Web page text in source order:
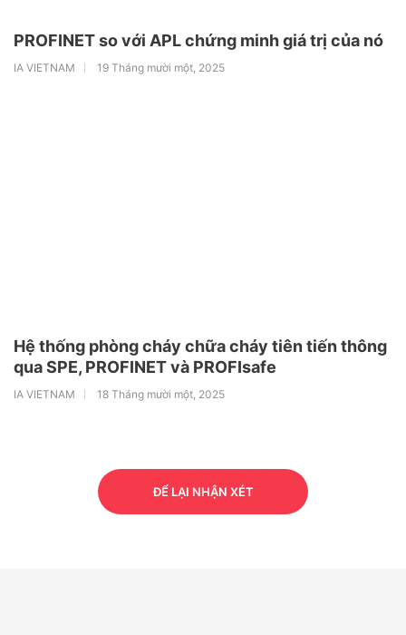
PROFINET so với APL chứng minh giá trị của nó
IA VIETNAM 19 Tháng mười một, 2025
Hệ thống phòng cháy chữa cháy tiên tiến thông
qua SPE, PROFINET và PROFIsafe
IA VIETNAM 18 Tháng mười một, 2025
ĐỂ LẠI NHẬN XÉT